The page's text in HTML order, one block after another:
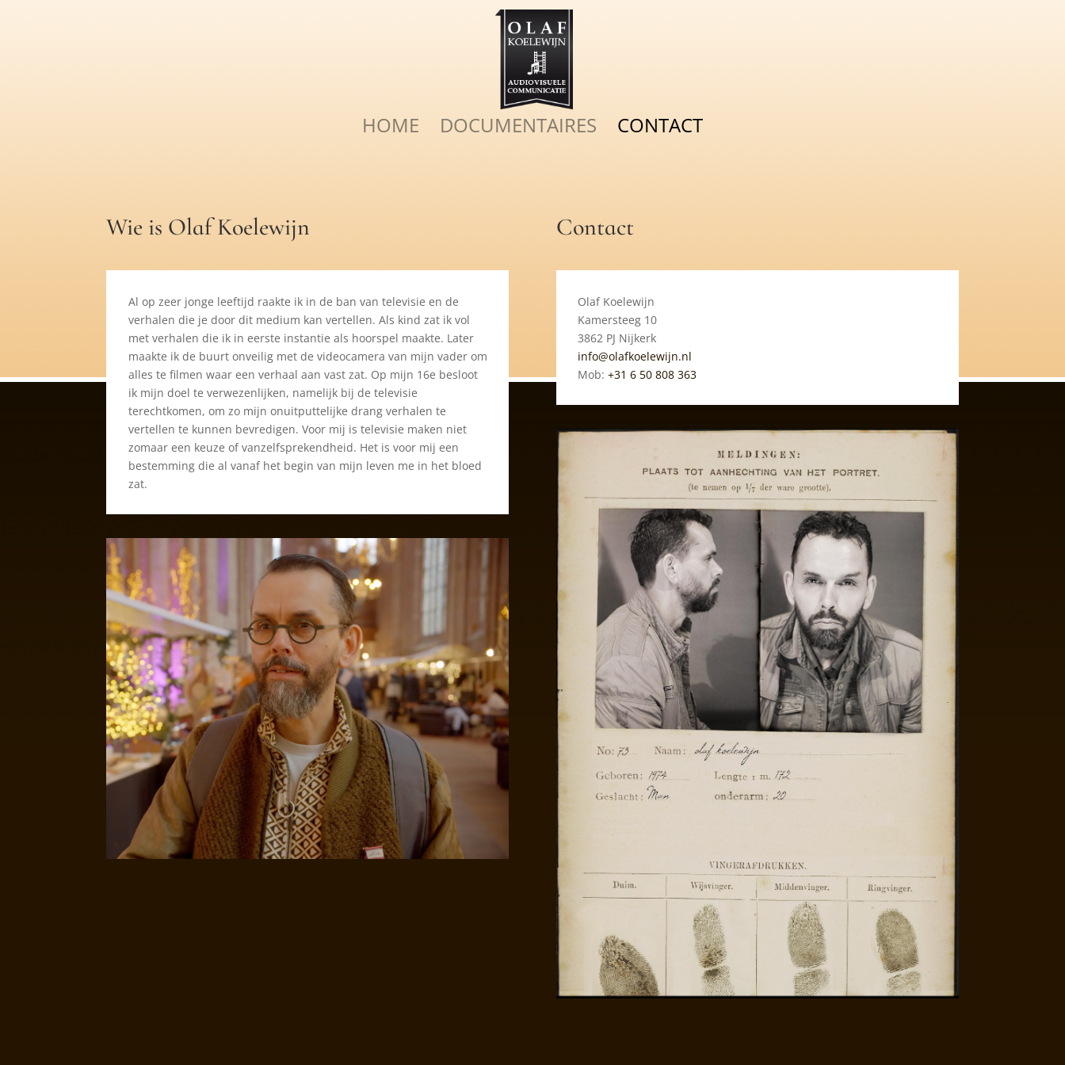
HOME DOCUMENTAIRES CONTACT
Wie is Olaf Koelewijn
Al op zeer jonge leeftijd raakte ik in de ban van televisie en de
verhalen die je door dit medium kan vertellen. Als kind zat ik vol
met verhalen die ik in eerste instantie als hoorspel maakte. Later
maakte ik de buurt onveilig met de videocamera van mijn vader om
alles te filmen waar een verhaal aan vast zat. Op mijn 16e besloot
ik mijn doel te verwezenlijken, namelijk bij de televisie
terechtkomen, om zo mijn onuitputtelijke drang verhalen te
vertellen te kunnen bevredigen. Voor mij is televisie maken niet
zomaar een keuze of vanzelfsprekendheid. Het is voor mij een
bestemming die al vanaf het begin van mijn leven me in het bloed
zat.
Contact
Olaf Koelewijn
Kamersteeg 10
3862 PJ Nijkerk
info@olafkoelewijn.nl
Mob: +31 6 50 808 363